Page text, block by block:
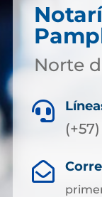
Norte

